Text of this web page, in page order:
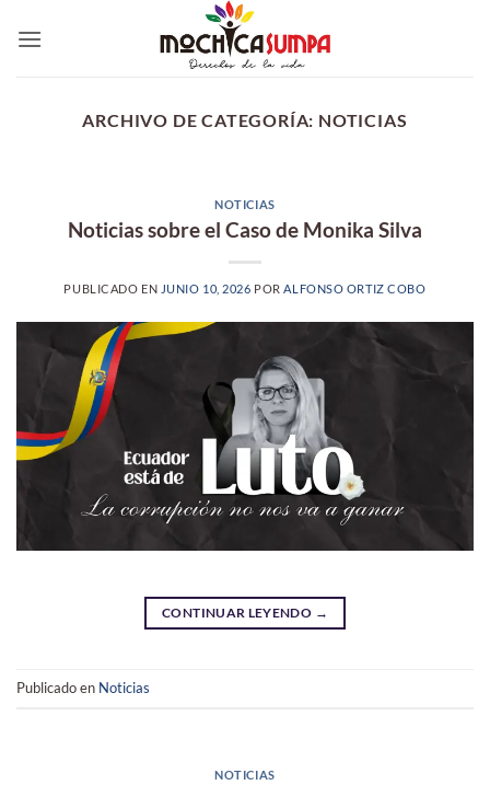
ARCHIVO DE CATEGORÍA: NOTICIAS
NOTICIAS
Noticias sobre el Caso de Monika Silva
PUBLICADO EN JUNIO 10, 2026 POR ALFONSO ORTIZ COBO
CONTINUAR LEYENDO →
Publicado en Noticias
NOTICIAS